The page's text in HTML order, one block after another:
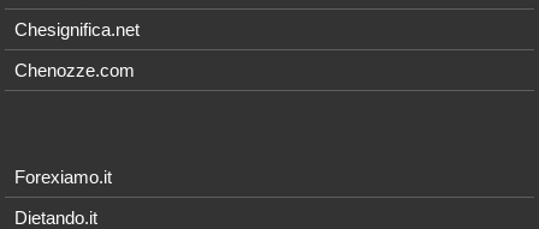
Chesignifica.net
Chenozze.com
Forexiamo.it
Dietando.it